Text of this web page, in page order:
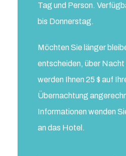
Tag und Person.
bis Donnerstag.
Möchten Sie länger
entscheiden, über Nacht
werden Ihnen 25 $ auf
Übernachtung
Informationen wenden
an das Hotel.